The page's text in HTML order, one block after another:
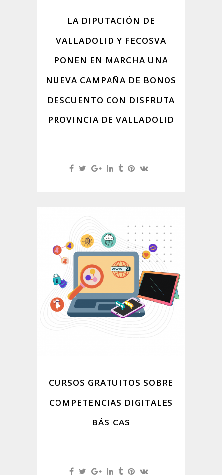
LA DIPUTACIÓN DE
VALLADOLID Y FECOSVA
PONEN EN MARCHA UNA
NUEVA CAMPAÑA DE BONOS
DESCUENTO CON DISFRUTA
PROVINCIA DE VALLADOLID
CURSOS GRATUITOS SOBRE
COMPETENCIAS DIGITALES
BÁSICAS